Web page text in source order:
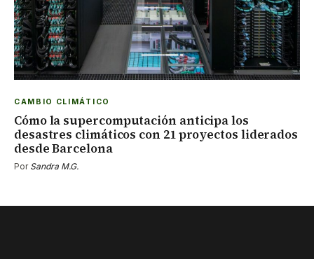
CAMBIO CLIMÁTICO
Cómo la supercomputación anticipa los
desastres climáticos con 21 proyectos liderados
desde Barcelona
Por Sandra M.G.